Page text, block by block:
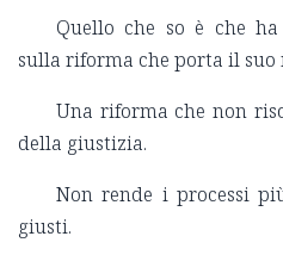
Quello che so è che
sulla riforma che porta il suo
Una riforma che non
della giustizia.
Non rende i processi
giusti.